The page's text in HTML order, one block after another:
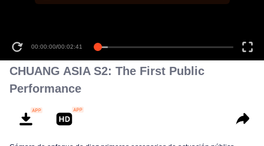
00:00:00/00:02:41
CHUANG ASIA S2: The First Public
Performance